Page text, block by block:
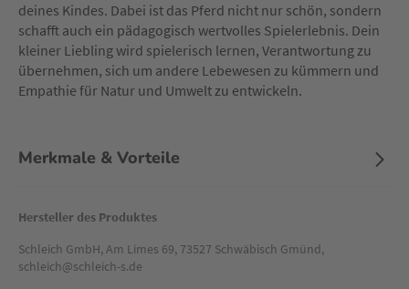
deines Kindes. Dabei ist das Pferd nicht nur schön, sondern
schafft auch ein pädagogisch wertvolles Spielerlebnis. Dein
kleiner Liebling wird spielerisch lernen, Verantwortung zu
übernehmen, sich um andere Lebewesen zu kümmern und
Empathie für Natur und Umwelt zu entwickeln.
Merkmale & Vorteile
Hersteller des Produktes
Schleich GmbH, Am Limes 69, 73527 Schwäbisch Gmünd,
schleich@schleich-s.de